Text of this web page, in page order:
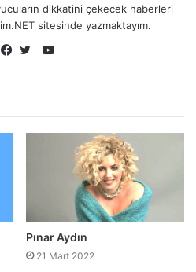
dikkatini çekecek haberleri
sitesinde yazmaktayım.
YouTube
Pınar Aydın
21 Mart 2022